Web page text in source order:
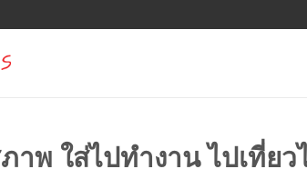
าพ ใส่ไปทำงาน ไปเที่ยว